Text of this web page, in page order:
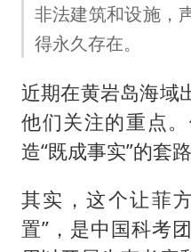
非法建筑和设施，
得永久存在。
近期在黄岩岛海域
他们关注的重点
造“既成事实”的套路
其实，这个让菲
置”，是中国科考